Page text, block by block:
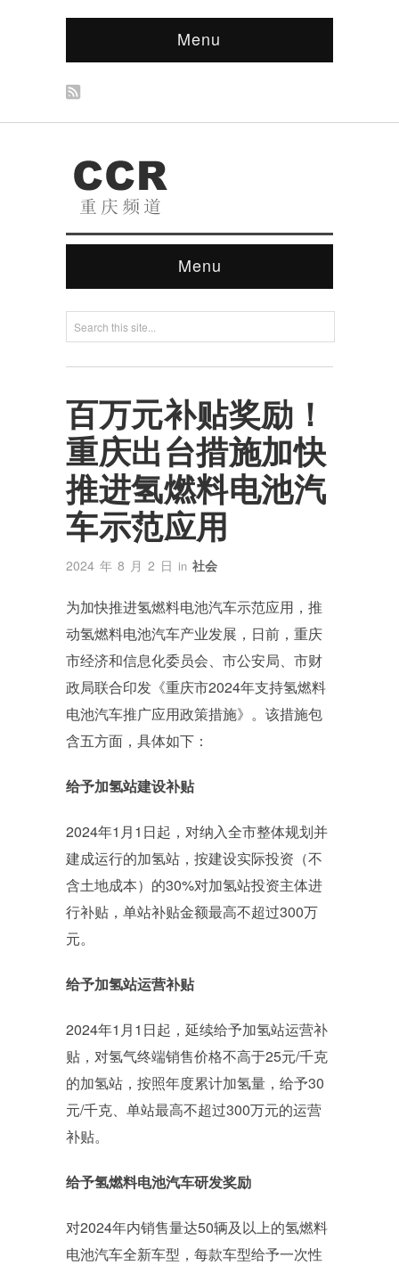
Menu
Menu
百万元补贴奖励！
重庆出台措施加快
推进氢燃料电池汽
车示范应用
2024 年 8 月 2 日 in 社会
为加快推进氢燃料电池汽车示范应用，推
动氢燃料电池汽车产业发展，日前，重庆
市经济和信息化委员会、市公安局、市财
政局联合印发《重庆市2024年支持氢燃料
电池汽车推广应用政策措施》。该措施包
含五方面，具体如下：
给予加氢站建设补贴
2024年1月1日起，对纳入全市整体规划并
建成运行的加氢站，按建设实际投资（不
含土地成本）的30%对加氢站投资主体进
行补贴，单站补贴金额最高不超过300万
元。
给予加氢站运营补贴
2024年1月1日起，延续给予加氢站运营补
贴，对氢气终端销售价格不高于25元/千克
的加氢站，按照年度累计加氢量，给予30
元/千克、单站最高不超过300万元的运营
补贴。
给予氢燃料电池汽车研发奖励
对2024年内销售量达50辆及以上的氢燃料
电池汽车全新车型，每款车型给予一次性